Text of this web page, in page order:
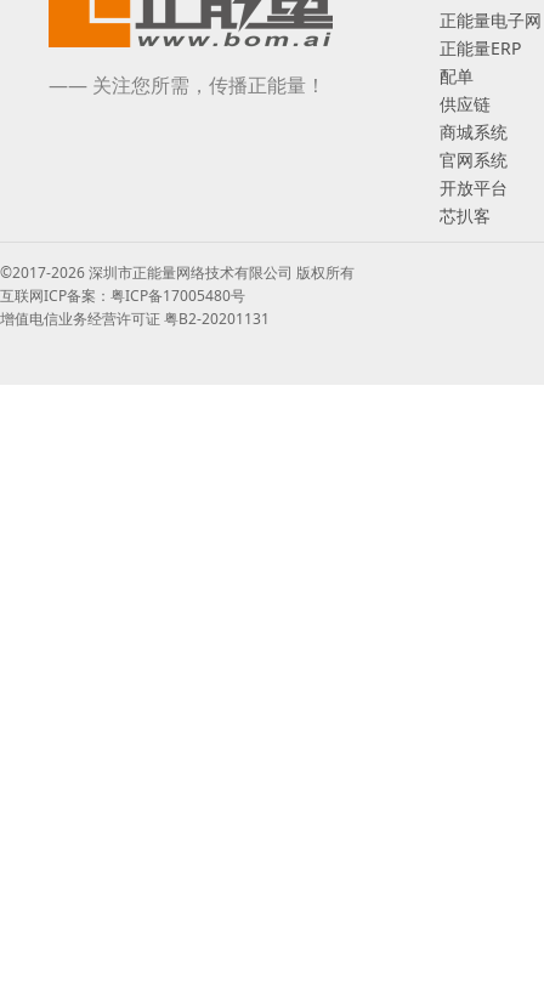
—— 关注您所需，传播正能量！
正能量电子网
正能量ERP
配单
供应链
商城系统
官网系统
开放平台
芯扒客
©2017-2026 深圳市正能量网络技术有限公司 版权所有
互联网ICP备案：粤ICP备17005480号
增值电信业务经营许可证 粤B2-20201131